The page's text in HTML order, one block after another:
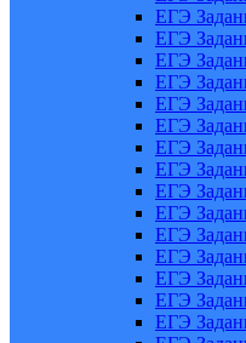
ЕГЭ
ЕГЭ
ЕГЭ
ЕГЭ
ЕГЭ
ЕГЭ
ЕГЭ
ЕГЭ
ЕГЭ
ЕГЭ
ЕГЭ
ЕГЭ
ЕГЭ
ЕГЭ
ЕГЭ